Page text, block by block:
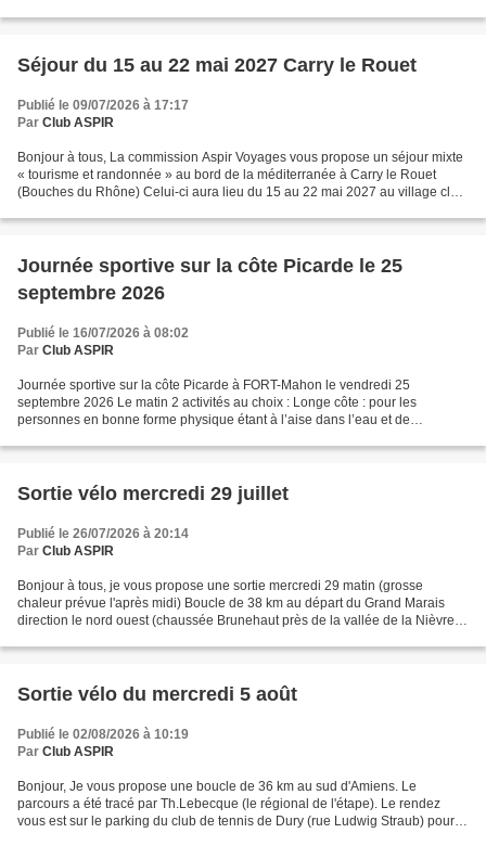
Séjour du 15 au 22 mai 2027 Carry le Rouet
Publié le 09/07/2026 à 17:17
Par Club ASPIR
Bonjour à tous, La commission Aspir Voyages vous propose un séjour mixte
« tourisme et randonnée » au bord de la méditerranée à Carry le Rouet
(Bouches du Rhône) Celui-ci aura lieu du 15 au 22 mai 2027 au village club
Journée sportive sur la côte Picarde le 25
septembre 2026
Publié le 16/07/2026 à 08:02
Par Club ASPIR
Journée sportive sur la côte Picarde à FORT-Mahon le vendredi 25
septembre 2026 Le matin 2 activités au choix : Longe côte : pour les
personnes en bonne forme physique étant à l’aise dans l’eau et de
Sortie vélo mercredi 29 juillet
Publié le 26/07/2026 à 20:14
Par Club ASPIR
Bonjour à tous, je vous propose une sortie mercredi 29 matin (grosse
chaleur prévue l'après midi) Boucle de 38 km au départ du Grand Marais
direction le nord ouest (chaussée Brunehaut près de la vallée de la Nièvre et
Sortie vélo du mercredi 5 août
Publié le 02/08/2026 à 10:19
Par Club ASPIR
Bonjour, Je vous propose une boucle de 36 km au sud d'Amiens. Le
parcours a été tracé par Th.Lebecque (le régional de l'étape). Le rendez
vous est sur le parking du club de tennis de Dury (rue Ludwig Straub) pour